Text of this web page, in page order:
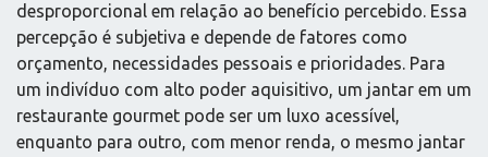
desproporcional em relação ao benefício percebido. Essa
percepção é subjetiva e depende de fatores como
orçamento, necessidades pessoais e prioridades. Para
um indivíduo com alto poder aquisitivo, um jantar em um
restaurante gourmet pode ser um luxo acessível,
enquanto para outro, com menor renda, o mesmo jantar